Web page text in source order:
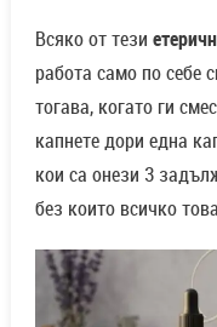
Всяко от тези
работа само по себе
тогава, когато ги
капнете дори една
кои са онези 3
без които всичко